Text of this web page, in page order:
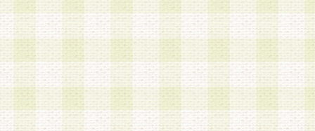
a.既に登録されている会員と同一のメールアドレ
録する場合
b.本サービスと同様のサービスを提供している企
業に従事していると思われる本人またはその家族
場合
c.その他当社が不適切と判断する場合